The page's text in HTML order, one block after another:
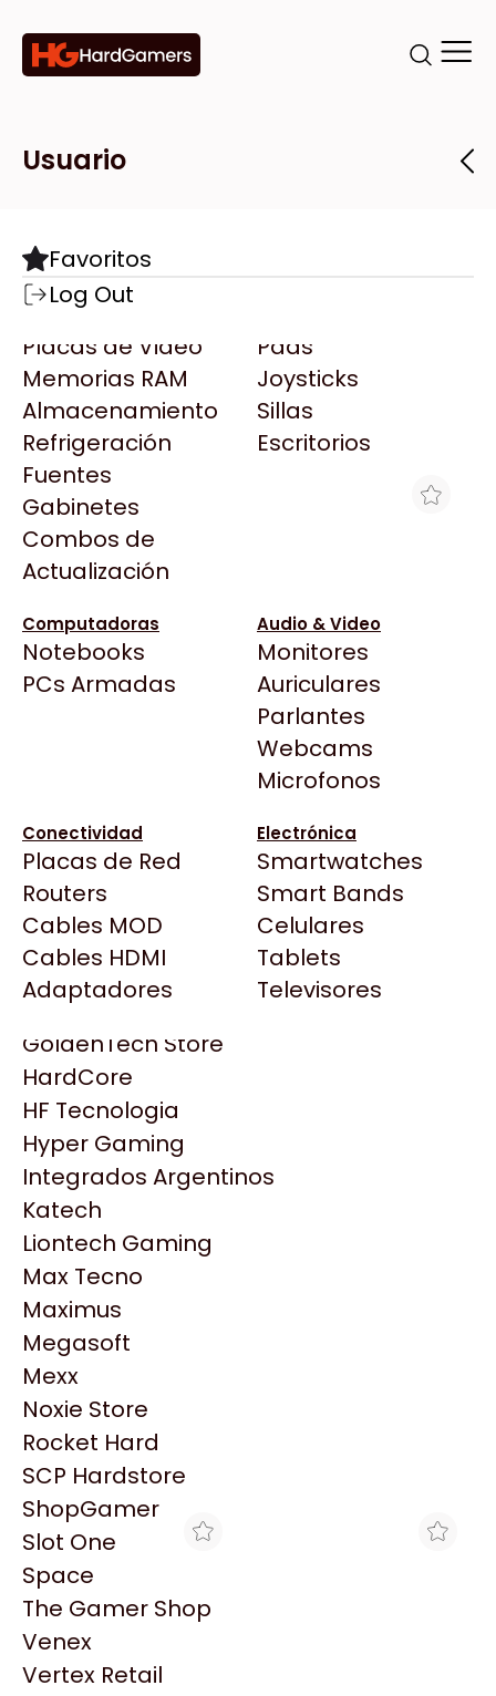
Categorías
Componentes
Motherboards
Microprocesadores
Placas de Video
Memorias RAM
Almacenamiento
Refrigeración
Fuentes
Gabinetes
Combos de
Actualización
Pads
Joysticks
Sillas
Escritorios
Computadoras
Notebooks
PCs Armadas
Audio & Video
Monitores
Auriculares
Parlantes
Webcams
Microfonos
Conectividad
Placas de Red
Routers
Cables MOD
Cables HDMI
Adaptadores
Electrónica
Smartwatches
Smart Bands
Celulares
Tablets
Televisores
Marcas
Todas las Marcas
AMD
AULA
Acer
Adata
AeroCool
Antec
Arkham
Asrock
BenQ
CX
Cooler Master
Deepcool
Dell
EVGA
Gamemax
Genesis
Genius
HP
HyperX
INNO3D
Intel
Kingston
Lenovo
Logitech
MSI
NVIDIA GeForce
NZXT
PNY
Palit
Philips
PowerColor
Razer
Redragon
Samsung
Sandisk
Sapphire
Seagate
Tiendas
Destacadas
Todas las Tiendas
Click Gaming
Compufan Store
Dinobyte
Full H4rd
Gaming City
Gezatek
GoldenTech Store
HardCore
HF Tecnologia
Hyper Gaming
Integrados Argentinos
Katech
Liontech Gaming
Max Tecno
Maximus
Megasoft
Mexx
Noxie Store
Rocket Hard
SCP Hardstore
ShopGamer
Slot One
Space
The Gamer Shop
Venex
Vertex Retail
Usuario
Favoritos
Log Out
HP 91 CAB NEGRO MATE Y CIAN
C9460A P/Z6100 VENCI
$4.874
Ver producto en la página de Max Tecno
Productos
Similares
Explorá más productos similares
MAX TECNO